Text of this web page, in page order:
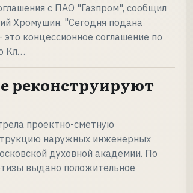
с ПАО "Газпром", сообщил
Хромушин. "Сегодня подана
концессионное соглашение по
Кл…
реконструируют
проектно-сметную
наружных инженерных
духовной академии. По
выдано положительное